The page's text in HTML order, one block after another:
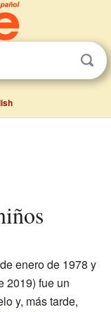
enero de 1978 y
2019) fue un
y, más tarde,